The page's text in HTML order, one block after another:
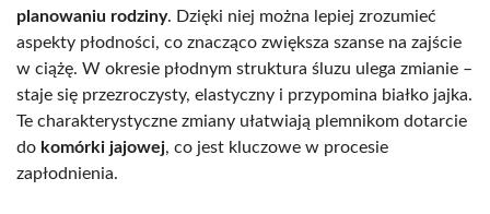
planowaniu rodziny. Dzięki niej można lepiej zrozumieć
aspekty płodności, co znacząco zwiększa szanse na zajście
w ciążę. W okresie płodnym struktura śluzu ulega zmianie –
staje się przezroczysty, elastyczny i przypomina białko jajka.
Te charakterystyczne zmiany ułatwiają plemnikom dotarcie
do komórki jajowej, co jest kluczowe w procesie
zapłodnienia.